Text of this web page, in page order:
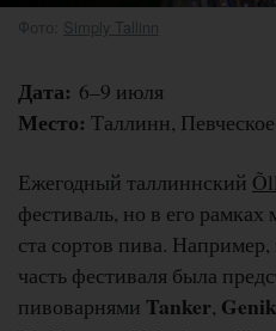
Фото: Simply Tallinn
Дата: 6–9 июля
Место: Таллинн,
Ежегодный таллиннский
фестиваль, но в его
ста сортов пива.
часть фестиваля была
пивоварнями Tanker,